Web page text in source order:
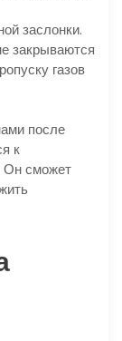
заслонки.
закрываются
газов
после
к
Он сможет